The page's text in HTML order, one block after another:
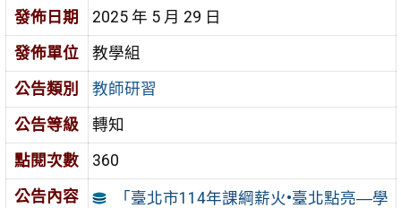
發佈日期
2025 年 5 月 29 日
發佈單位
教學組
公告類別
教師研習
公告等級
轉知
點閱次數
360
公告內容
「臺北市114年課綱薪火•臺北點亮―學